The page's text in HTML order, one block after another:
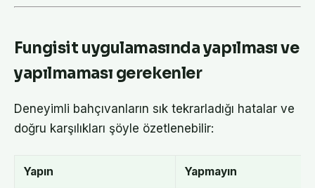
Fungisit uygulamasında yapılması ve
yapılmaması gerekenler
Deneyimli bahçıvanların sık tekrarladığı hatalar ve
doğru karşılıkları şöyle özetlenebilir:
Yapın Yapmayın